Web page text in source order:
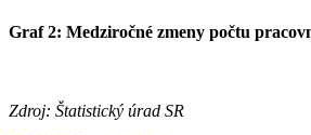
Graf 2: Medziročné zmeny počtu
Zdroj: Štatistický úrad SR